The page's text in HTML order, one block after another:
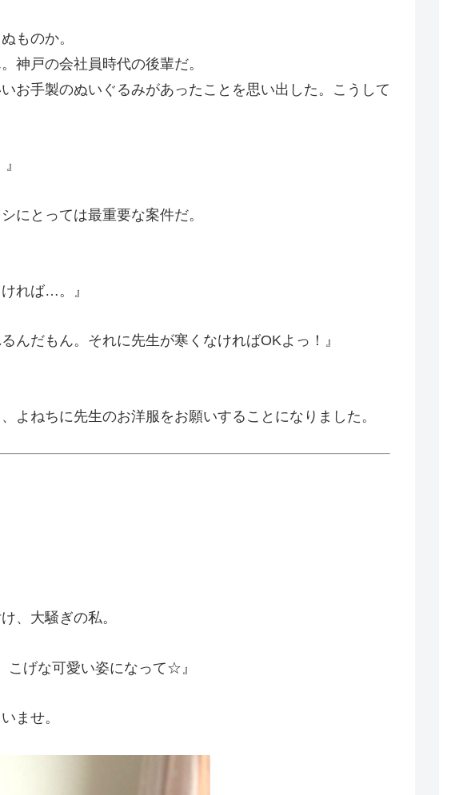
ものか。
神戸の会社員時代の後輩だ。
お手製のぬいぐるみがあったことを思い出した。こうして
にとっては最重要な案件だ。
れば…。』
んだもん。それに先生が寒くなければOKよっ！』
よねちに先生のお洋服をお願いすることになりました。
、大騒ぎの私。
こげな可愛い姿になって☆』
ませ。